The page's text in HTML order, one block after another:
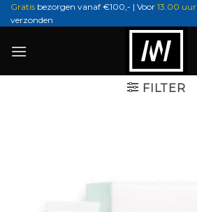
Ga
naar
Gratis bezorgen vanaf €100,- | Voor 13.00 uur
verzonden
FILTER